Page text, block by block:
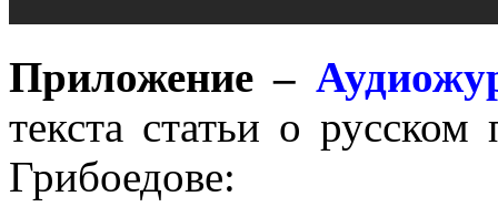
Приложение –
текста статьи о
Грибоедове: